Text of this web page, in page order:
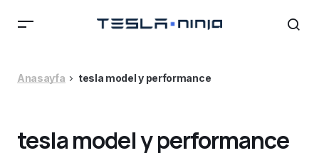
Anasayfa tesla model y performance
tesla model y performance